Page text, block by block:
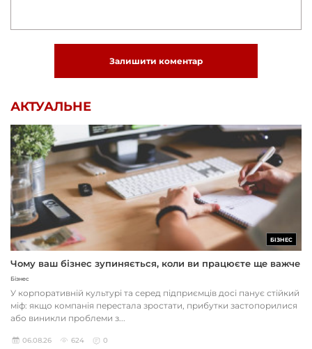
Залишити коментар
АКТУАЛЬНЕ
БІЗНЕС
Чому ваш бізнес зупиняється, коли ви працюєте ще важче
Бізнес
У корпоративній культурі та серед підприємців досі панує стійкий
міф: якщо компанія перестала зростати, прибутки застопорилися
або виникли проблеми з...
06.08.26 624 0